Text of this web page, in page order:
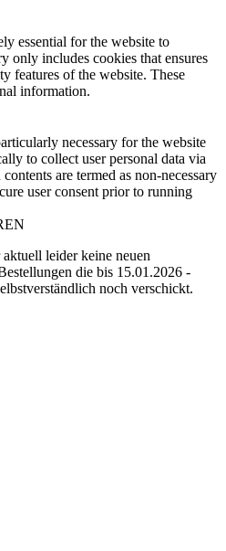
essential for the website to
only includes cookies that ensures
features of the website. These
information.
necessary for the website
to collect user personal data via
are termed as non-necessary
user consent prior to running
leider keine neuen
die bis 15.01.2026 -
noch verschickt.